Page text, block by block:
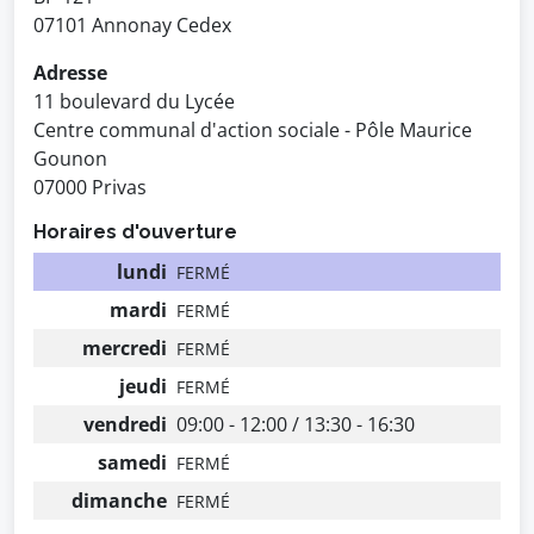
07101 Annonay Cedex
Adresse
11 boulevard du Lycée
Centre communal d'action sociale - Pôle Maurice
Gounon
07000 Privas
Horaires d'ouverture
lundi FERMÉ
mardi FERMÉ
mercredi FERMÉ
jeudi FERMÉ
vendredi 09:00 - 12:00 / 13:30 - 16:30
samedi FERMÉ
dimanche FERMÉ